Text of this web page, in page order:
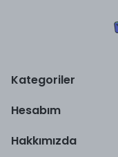
Kategoriler
Hesabım
Hakkımızda